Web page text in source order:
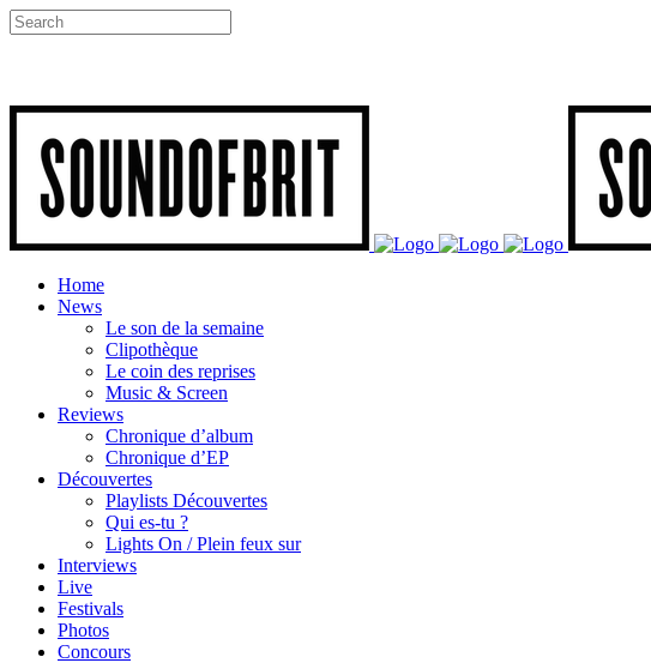
Home
News
Le son de la semaine
Clipothèque
Le coin des reprises
Music & Screen
Reviews
Chronique d’album
Chronique d’EP
Découvertes
Playlists Découvertes
Qui es-tu ?
Lights On / Plein feux sur
Interviews
Live
Festivals
Photos
Concours